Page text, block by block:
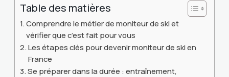
Table des matières
Comprendre le métier de moniteur de ski et
vérifier que c’est fait pour vous
Les étapes clés pour devenir moniteur de ski en
France
Se préparer dans la durée : entraînement,